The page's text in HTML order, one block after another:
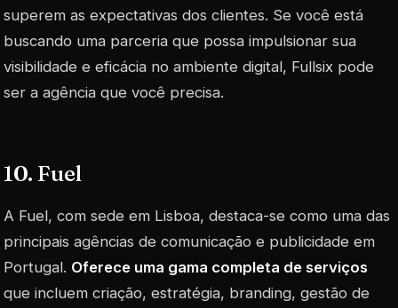
superem as expectativas dos clientes. Se você está
buscando uma parceria que possa impulsionar sua
visibilidade e eficácia no ambiente digital, Fullsix pode
ser a agência que você precisa.
10. Fuel
A Fuel, com sede em Lisboa, destaca-se como uma das
principais agências de comunicação e publicidade em
Portugal. Oferece uma gama completa de serviços
que incluem criação, estratégia, branding, gestão de